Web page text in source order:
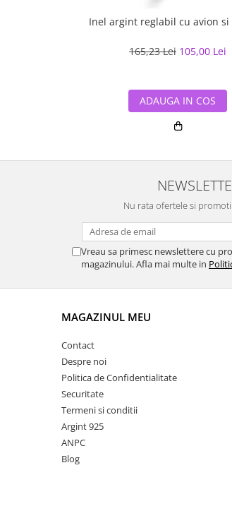
Inel argint reglabil cu avion
165,23 Lei 105,00 Lei
ADAUGA IN COS
Nu rata ofertele si
Vreau sa primesc newslettere cu
magazinului. Afla mai multe in
MAGAZINUL MEU
Contact
Despre noi
Politica de Confidentialitate
Securitate
Termeni si conditii
Argint 925
ANPC
Blog